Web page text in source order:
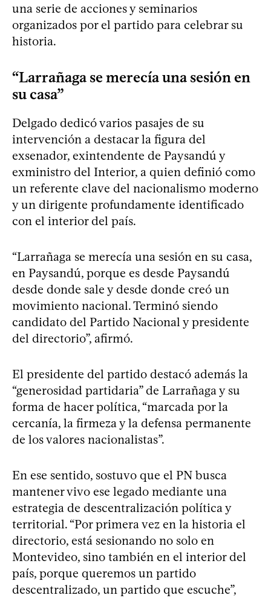
una serie de acciones y seminarios
organizados por el partido para celebrar su
historia.
“Larrañaga se merecía una sesión en
su casa”
Delgado dedicó varios pasajes de su
intervención a destacar la figura del
exsenador, exintendente de Paysandú y
exministro del Interior, a quien definió como
un referente clave del nacionalismo moderno
y un dirigente profundamente identificado
con el interior del país.
“Larrañaga se merecía una sesión en su casa,
en Paysandú, porque es desde Paysandú
desde donde sale y desde donde creó un
movimiento nacional. Terminó siendo
candidato del Partido Nacional y presidente
del directorio”, afirmó.
El presidente del partido destacó además la
“generosidad partidaria” de Larrañaga y su
forma de hacer política, “marcada por la
cercanía, la firmeza y la defensa permanente
de los valores nacionalistas”.
En ese sentido, sostuvo que el PN busca
mantener vivo ese legado mediante una
estrategia de descentralización política y
territorial. “Por primera vez en la historia el
directorio, está sesionando no solo en
Montevideo, sino también en el interior del
país, porque queremos un partido
descentralizado, un partido que escuche”,